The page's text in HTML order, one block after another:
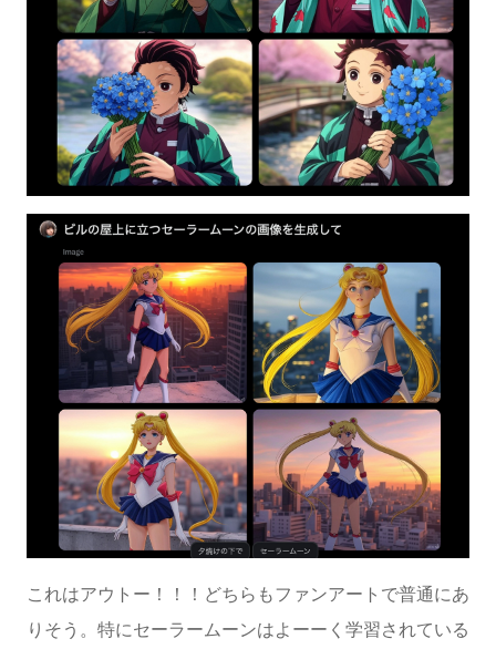
これはアウトー！！！どちらもファンアートで普通にあ
りそう。特にセーラームーンはよーーく学習されている